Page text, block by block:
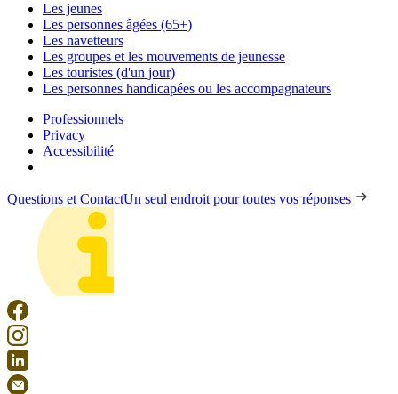
Les jeunes
Les personnes âgées (65+)
Les navetteurs
Les groupes et les mouvements de jeunesse
Les touristes (d'un jour)
Les personnes handicapées ou les accompagnateurs
Professionnels
Privacy
Accessibilité
Questions et ContactUn seul endroit pour toutes vos réponses